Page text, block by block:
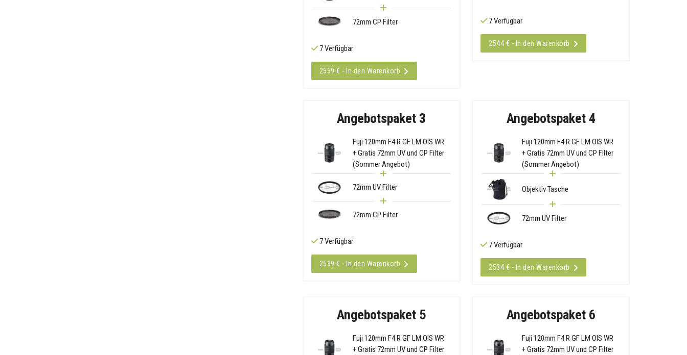
72mm CP Filter
7 Verfügbar
2559 € - In den Warenkorb
7 Verfügbar
2544 € - In den Warenkorb
Angebotspaket 3
Fuji 120mm F4 R GF LM OIS WR
+ Gratis 72mm UV und CP Filter
(Sommer Angebot)
72mm UV Filter
72mm CP Filter
7 Verfügbar
2539 € - In den Warenkorb
Angebotspaket 4
Fuji 120mm F4 R GF LM OIS WR
+ Gratis 72mm UV und CP Filter
(Sommer Angebot)
Objektiv Tasche
72mm UV Filter
7 Verfügbar
2534 € - In den Warenkorb
Angebotspaket 5
Fuji 120mm F4 R GF LM OIS WR
+ Gratis 72mm UV und CP Filter
Angebotspaket 6
Fuji 120mm F4 R GF LM OIS WR
+ Gratis 72mm UV und CP Filter